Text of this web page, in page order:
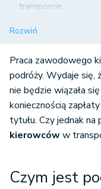
transporcie
Rozwiń
Praca zawodowego
podróży. Wydaje się,
nie będzie wiązała
koniecznością
tytułu. Czy jednak na
kierowcóww
Czym jest